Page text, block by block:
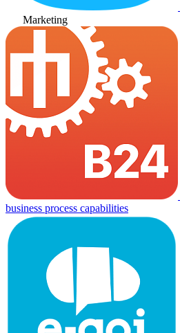
Marketing
business process capabilities